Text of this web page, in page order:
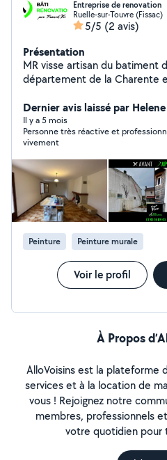
Entreprise de renovation
Ruelle-sur-Touvre (Fissac)
5/5 (2 avis)
Présentation
MR visse artisan du batiment
département de la Charente
fuite urgente Pose de bâche Travaux de rénovation de
couverture Tous travaux de zinguerie Déplacement
24/24 7j/7 Peinture intérieur
muret Demoussage toiture Nettoyage de façade muret
dallage Pose d'hydrofuge colorée et incolore Travaux de
maçonnerie ESPACE VERT taille d'arbres de haies
Élagage à la nacelle
Travaux soigné et garantie
Dernier avis laissé par
Il y a 5 mois
Personne très réactive et professionnelle je recommande
vivement
Peinture Peinture murale
Voir le profil
À Propos
AlloVoisins est la plateforme
services et à la location de
vous ! Rejoignez notre
membres, professionnels
votre quotidien pour